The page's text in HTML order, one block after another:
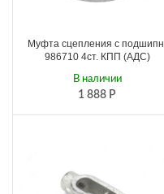
Муфта сцепления с подшипн.
986710 4ст. КПП (АДС)
1 888 Р
В наличии